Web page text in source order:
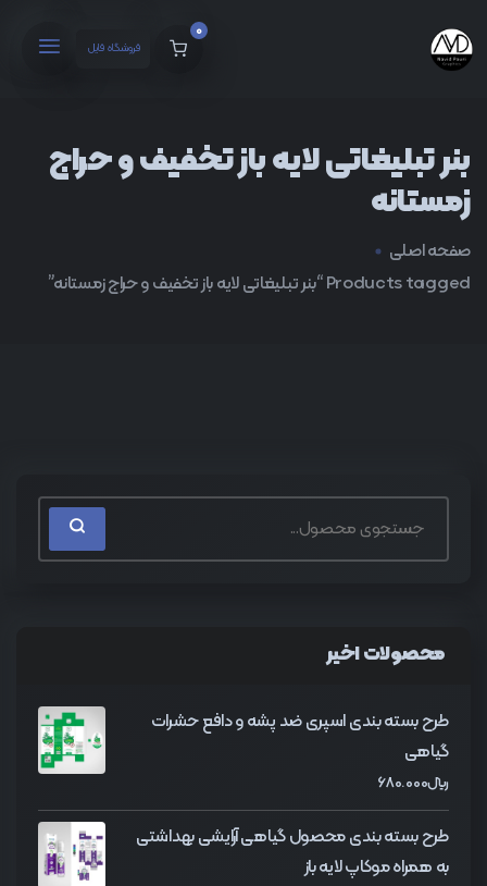
0
فروشگاه فایل
بنر تبلیغاتی لایه باز تخفیف و حراج
زمستانه
صفحه اصلی
Products tagged “بنر تبلیغاتی لایه باز تخفیف و حراج زمستانه”
محصولات اخیر
طرح بسته بندی اسپری ضد پشه و دافع حشرات
گیاهی
﷼680.000
طرح بسته بندی محصول گیاهی آرایشی بهداشتی
به همراه موکاپ لایه باز